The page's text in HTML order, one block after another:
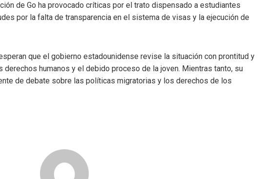
de Go ha provocado críticas por el trato dispensado a estudiantes
por la falta de transparencia en el sistema de visas y la ejecución de
que el gobierno estadounidense revise la situación con prontitud y
humanos y el debido proceso de la joven. Mientras tanto, su
de debate sobre las políticas migratorias y los derechos de los